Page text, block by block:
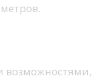
возможностями,